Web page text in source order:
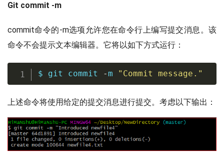
Git commit -m
commit命令的-m选项允许您在命令行上编写提交消息。该
命令不会提示文本编辑器。它将以如下方式运行：
$ git commit -m "Commit message."
上述命令将使用给定的提交消息进行提交。考虑以下输出：